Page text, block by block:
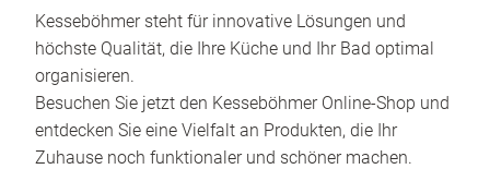
Kesseböhmer steht für innovative Lösungen und
höchste Qualität, die Ihre Küche und Ihr Bad optimal
organisieren.
Besuchen Sie jetzt den Kesseböhmer Online-Shop und
entdecken Sie eine Vielfalt an Produkten, die Ihr
Zuhause noch funktionaler und schöner machen.